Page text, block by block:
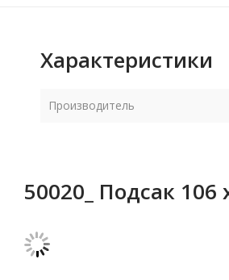
Характеристики
Производитель
50020_ Подсак